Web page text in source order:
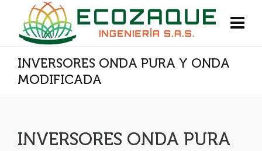
INVERSORES ONDA PURA Y ONDA
MODIFICADA
INVERSORES ONDA PURA